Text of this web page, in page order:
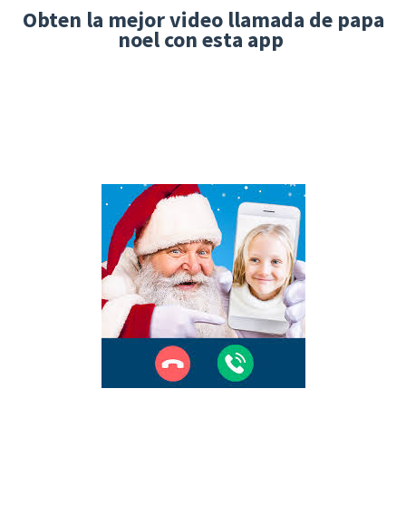
Obten la mejor video llamada de papa
noel con esta app